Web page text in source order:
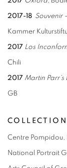
2017-18 Souvenir
Kammer
2017 Los
Chili
2017 Martin
GB
Centre Pompidou,
National Portrait